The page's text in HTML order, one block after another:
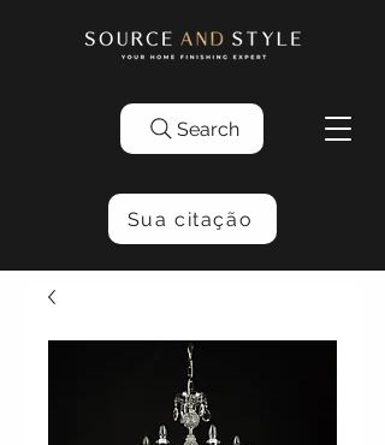
Search
Sua citação